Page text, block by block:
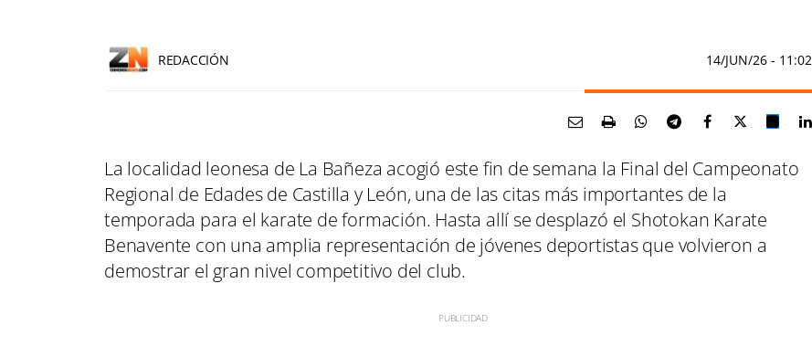
REDACCIÓN 14/JUN/26 - 11:02
La localidad leonesa de La Bañeza acogió este fin de semana la Final del Campeonato
Regional de Edades de Castilla y León, una de las citas más importantes de la
temporada para el karate de formación. Hasta allí se desplazó el Shotokan Karate
Benavente con una amplia representación de jóvenes deportistas que volvieron a
demostrar el gran nivel competitivo del club.